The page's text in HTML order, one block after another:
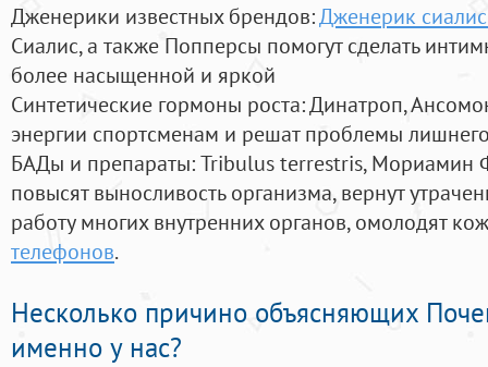
Дженерики известных брендов:Дженерик
Сиалис, а также Попперсы помогут сделать
более насыщенной и яркой
Синтетические гормоны роста: Динатроп,
энергии спортсменам и решат проблемы
БАДы и препараты:Tribulus terrestris, Мориамин
повысят выносливость организма, вернут
работу многих внутренних органов, омолодят
телефонов.
Несколько причино объясняющих
именно у нас?